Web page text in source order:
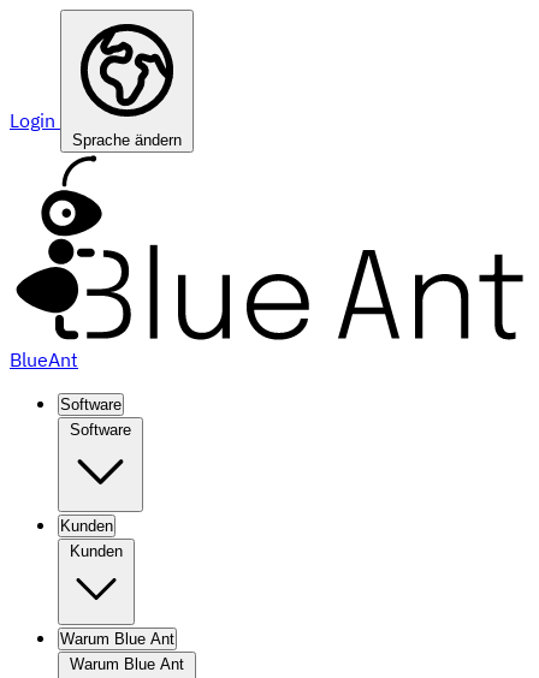
Login
Sprache ändern
BlueAnt
Software
Software
Kunden
Kunden
Warum Blue Ant
Warum Blue Ant